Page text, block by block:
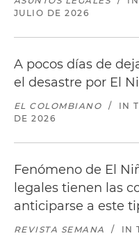
JULIO DE 2026
A pocos días de
el desastre por El
EL COLOMBIANO / IN
DE 2026
Fenómeno de El
legales tienen las
anticiparse a este
REVISTA SEMANA / IN